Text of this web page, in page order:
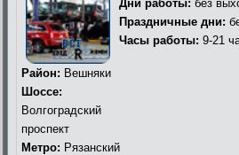
Дни работы: без
Праздничные дни:
Часы работы: 9-21
Район: Вешняки
Шоссе:
Волгоградский
проспект
Метро: Рязанский